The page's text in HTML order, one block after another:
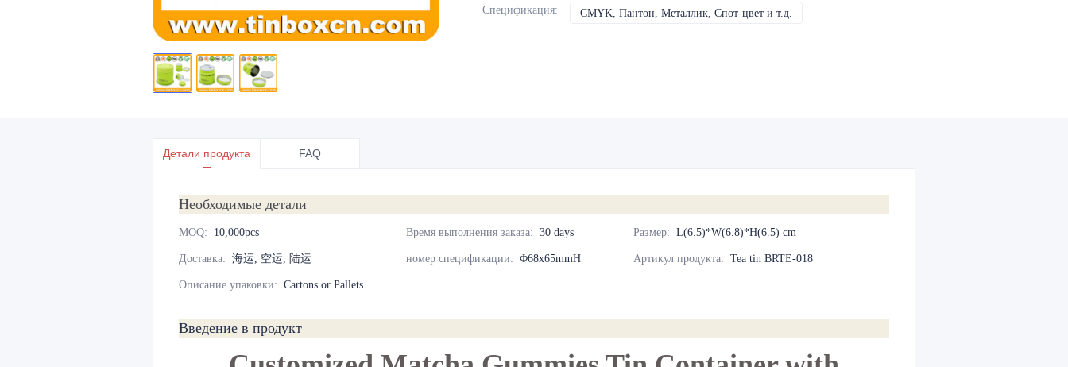
Спецификация: CMYK, Пантон, Металлик, Спот-цвет и т.д.
Детали продукта FAQ
Необходимые детали
MOQ: 10,000pcs Время выполнения заказа: 30 days Размер: L(6.5)*W(6.8)*H(6.5) cm
Доставка: 海运, 空运, 陆运 номер спецификации: Φ68x65mmH Артикул продукта: Tea tin BRTE-018
Описание упаковки: Cartons or Pallets
Введение в продукт